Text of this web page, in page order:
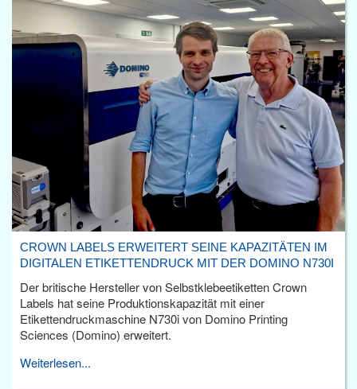
CROWN LABELS ERWEITERT SEINE KAPAZITÄTEN IM
DIGITALEN ETIKETTENDRUCK MIT DER DOMINO N730I
Der britische Hersteller von Selbstklebeetiketten Crown
Labels hat seine Produktionskapazität mit einer
Etikettendruckmaschine N730i von Domino Printing
Sciences (Domino) erweitert.
Weiterlesen...